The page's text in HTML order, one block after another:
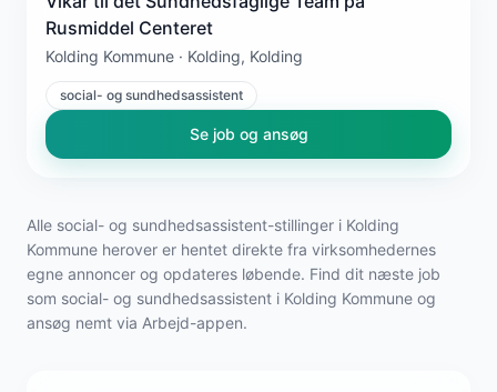
Rusmiddel Centeret
Kolding Kommune · Kolding, Kolding
social- og sundhedsassistent
Se job og ansøg
Alle social- og sundhedsassistent-stillinger i Kolding
Kommune herover er hentet direkte fra virksomhedernes
egne annoncer og opdateres løbende. Find dit næste job
som social- og sundhedsassistent i Kolding Kommune og
ansøg nemt via Arbejd-appen.